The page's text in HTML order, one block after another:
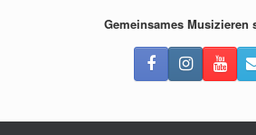
Gemeinsames Musizieren